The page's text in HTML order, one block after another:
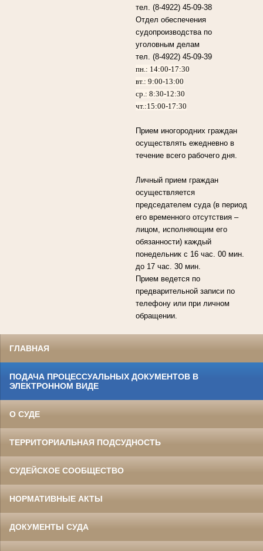
тел. (8-4922) 45-09-38
Отдел обеспечения
судопроизводства по
уголовным делам
тел. (8-4922) 45-09-39
пн.: 14:00-17:30
вт.: 9:00-13:00
ср.: 8:30-12:30
чт.:15:00-17:30
Прием иногородних граждан
осуществлять ежедневно в
течение всего рабочего дня.
Личный прием граждан
осуществляется
председателем суда (в период
его временного отсутствия –
лицом, исполняющим его
обязанности) каждый
понедельник с 16 час. 00 мин.
до 17 час. 30 мин.
Прием ведется по
предварительной записи по
телефону или при личном
обращении.
ГЛАВНАЯ
ПОДАЧА ПРОЦЕССУАЛЬНЫХ ДОКУМЕНТОВ В
ЭЛЕКТРОННОМ ВИДЕ
О СУДЕ
ТЕРРИТОРИАЛЬНАЯ ПОДСУДНОСТЬ
СУДЕЙСКОЕ СООБЩЕСТВО
НОРМАТИВНЫЕ АКТЫ
ДОКУМЕНТЫ СУДА